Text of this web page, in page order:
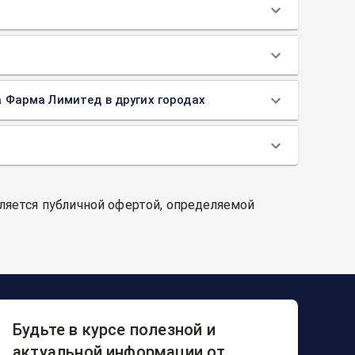
Лимитед в других городах
публичной офертой, определяемой
Будьте в курсе полезной и